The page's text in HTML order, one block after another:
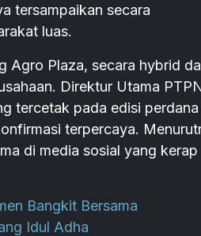
tersampaikan secara
luas.
Agro Plaza, secara hybrid
Direktur Utama
tercetak pada edisi perdana
terpercaya.
di media sosial yang kerap
Bangkit Bersama
Idul Adha